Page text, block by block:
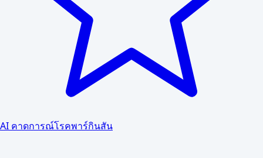
AI คาดการณ์โรคพาร์กินสัน